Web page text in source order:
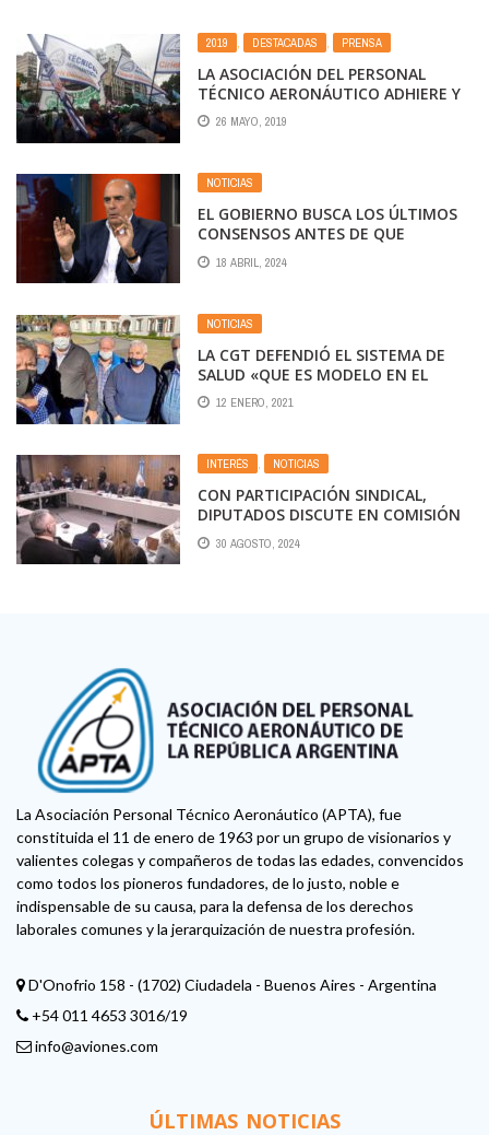
2019 , DESTACADAS , PRENSA
LA ASOCIACIÓN DEL PERSONAL
TÉCNICO AERONÁUTICO ADHIERE Y
CONVOCA AL PARO DEL 29 DE MAYO,
DECLARADO POR LA
TRABAJO.
26 MAYO, 2019
NOTICIAS
EL GOBIERNO BUSCA LOS ÚLTIMOS
CONSENSOS ANTES DE QUE
COMIENCE A TRATARSE LA LEY
BASES: LOS PUNTOS EN DISPUTA
18 ABRIL, 2024
NOTICIAS
LA CGT DEFENDIÓ EL SISTEMA DE
SALUD «QUE ES MODELO EN EL
MUNDO» Y PIDIÓ FONDOS PARA
FORTALECER A LAS OBRAS SOCIALES
12 ENERO, 2021
INTERÉS , NOTICIAS
CON PARTICIPACIÓN SINDICAL,
DIPUTADOS DISCUTE EN COMISIÓN
REFORMAS A LA LEY DE
ASOCIACIONES GREMIALES
30 AGOSTO, 2024
La Asociación Personal Técnico Aeronáutico (APTA), fue
constituida el 11 de enero de 1963 por un grupo de visionarios y
valientes colegas y compañeros de todas las edades, convencidos
como todos los pioneros fundadores, de lo justo, noble e
indispensable de su causa, para la defensa de los derechos
laborales comunes y la jerarquización de nuestra profesión.
D'Onofrio 158 - (1702) Ciudadela - Buenos Aires - Argentina
+54 011 4653 3016/19
info@aviones.com
ÚLTIMAS NOTICIAS